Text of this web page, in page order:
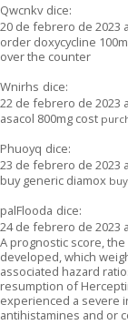
Qwcnkv dice:
20 de febrero de 2023
order doxycycline
over the counter
Wnirhs dice:
22 de febrero de 2023
asacol 800mg cost
Phuoyq dice:
23 de febrero de 2023
buy generic diamox
palFlooda dice:
24 de febrero de 2023
A prognostic score,
developed, which
associated hazard
resumption of
experienced a severe
antihistamines and or